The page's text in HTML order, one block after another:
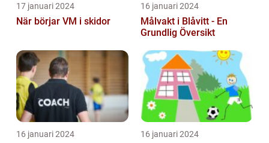
17 januari 2024
När börjar VM i skidor
16 januari 2024
Målvakt i Blåvitt - En
Grundlig Översikt
16 januari 2024 16 januari 2024